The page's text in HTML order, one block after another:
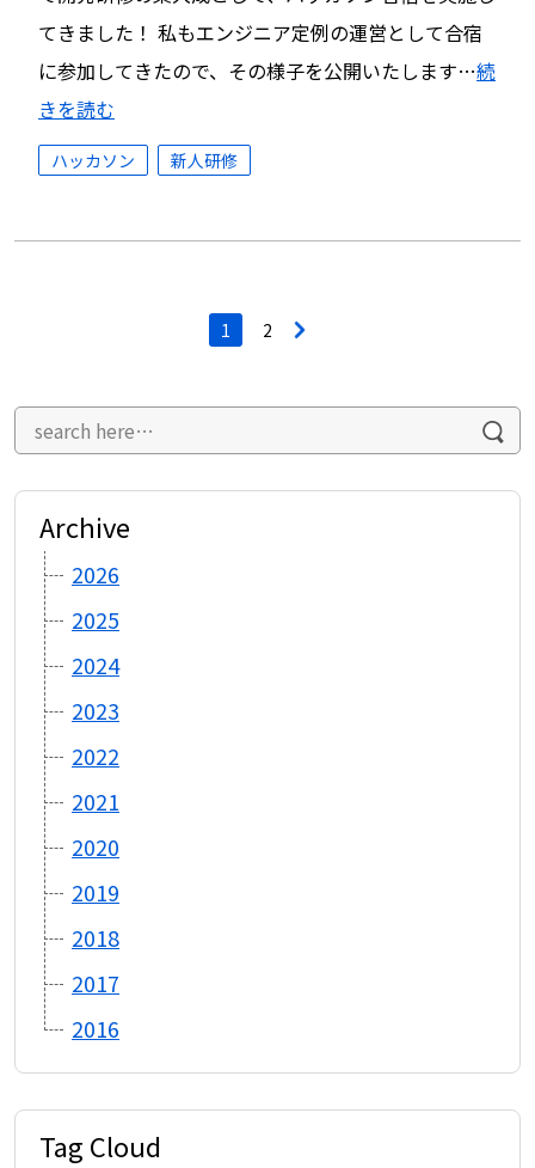
てきました！ 私もエンジニア定例の運営として合宿
に参加してきたので、その様子を公開いたします…続
きを読む
ハッカソン 新人研修
ー
ョ
1 2
Archive
2026
2025
2024
2023
2022
2021
2020
2019
2018
2017
2016
Tag Cloud